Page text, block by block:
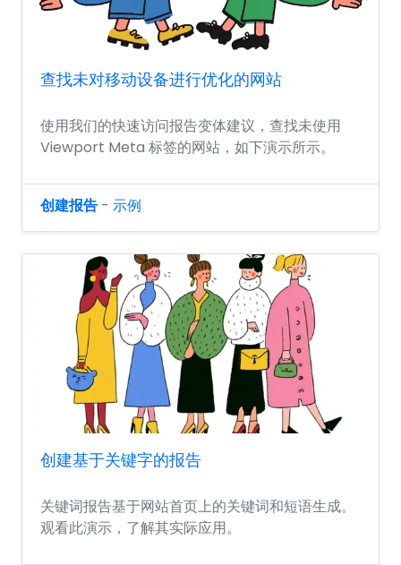
查找未对移动设备进行优化的网站
使用我们的快速访问报告变体建议，查找未使用
Viewport Meta 标签的网站，如下演示所示。
创建报告 - 示例
创建基于关键字的报告
关键词报告基于网站首页上的关键词和短语生成。
观看此演示，了解其实际应用。